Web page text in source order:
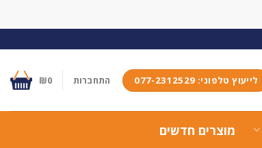
לייעוץ טלפוני: 077-2312529 התחברות ₪0
מוצרים חדשים